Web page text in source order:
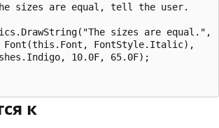
sizes are equal, tell the user.
sizes are equal.",
Font(this.Font, FontStyle.Italic),
10.0F, 65.0F);
к